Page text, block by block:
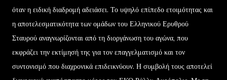
όταν η ειδική διαδρομή αδειάσει. Το υψηλό επίπεδο ετοιμότητας και
η αποτελεσματικότητα των ομάδων του Ελληνικού Ερυθρού
Σταυρού αναγνωρίζονται από τη διοργάνωση του αγώνα, που
εκφράζει την εκτίμησή της για τον επαγγελματισμό και τον
συντονισμό που διαχρονικά επιδεικνύουν. Η συμβολή τους αποτελεί